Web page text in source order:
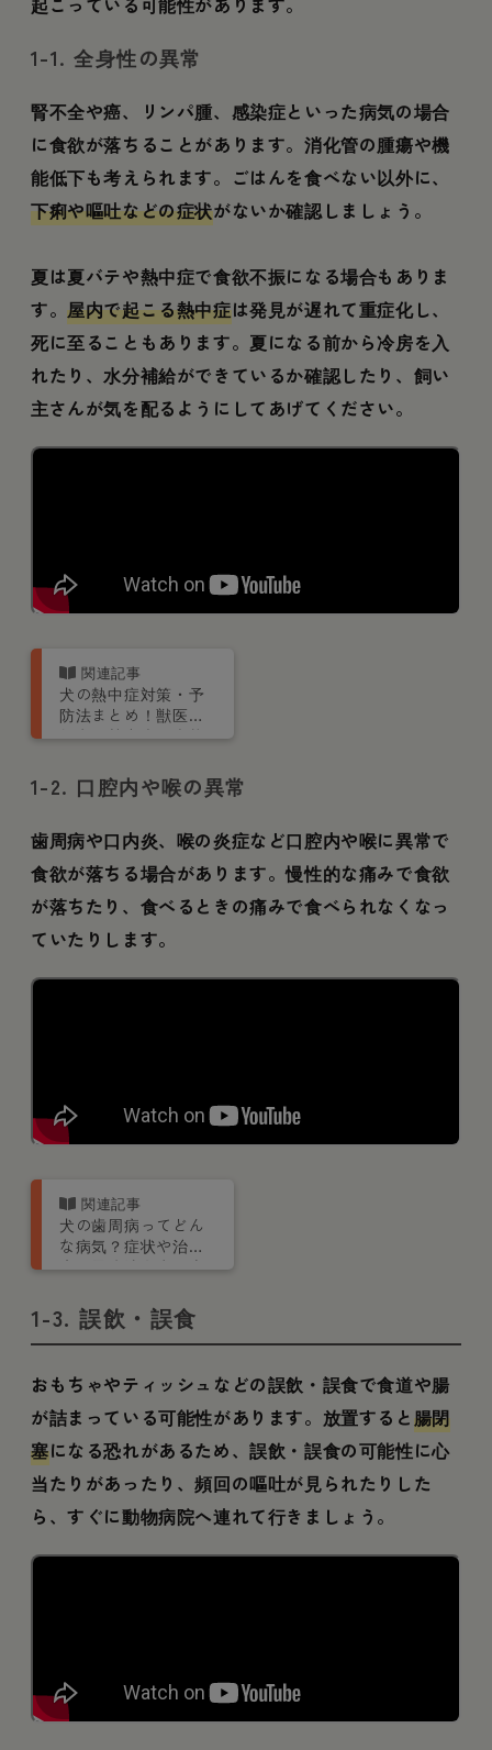
1-1. 全身性の異常
腎不全や癌、リンパ腫、感染症といった病気の場合
に食欲が落ちることがあります。消化管の腫瘍や機
能低下も考えられます。ごはんを食べない以外に、
下痢や嘔吐などの症状がないか確認しましょう。
夏は夏バテや熱中症で食欲不振になる場合もありま
す。屋内で起こる熱中症は発見が遅れて重症化し、
死に至ることもあります。夏になる前から冷房を入
れたり、水分補給ができているか確認したり、飼い
主さんが気を配るようにしてあげてください。
犬の熱中症対策・予
防法まとめ！獣医が
教える熱中症の症状
1-2. 口腔内や喉の異常
歯周病や口内炎、喉の炎症など口腔内や喉に異常で
食欲が落ちる場合があります。慢性的な痛みで食欲
が落ちたり、食べるときの痛みで食べられなくなっ
ていたりします。
犬の歯周病ってどん
な病気？症状や治
療、予防法を歯の専
1-3. 誤飲・誤食
おもちゃやティッシュなどの誤飲・誤食で食道や腸
が詰まっている可能性があります。放置すると腸閉
塞になる恐れがあるため、誤飲・誤食の可能性に心
当たりがあったり、頻回の嘔吐が見られたりした
ら、すぐに動物病院へ連れて行きましょう。